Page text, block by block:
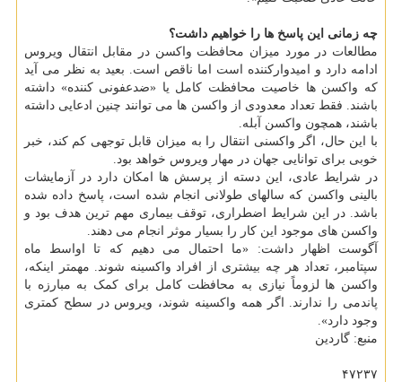
چه زمانی این پاسخ ها را خواهیم داشت؟
مطالعات در مورد میزان محافظت واکسن در مقابل انتقال ویروس
ادامه دارد و امیدوارکننده است اما ناقص است. بعید به نظر می آید
که واکسن ها خاصیت محافظت کامل یا «ضدعفونی کننده» داشته
باشند. فقط تعداد معدودی از واکسن ها می توانند چنین ادعایی داشته
باشند، همچون واکسن آبله.
با این حال، اگر واکسنی انتقال را به میزان قابل توجهی کم کند، خبر
خوبی برای توانایی جهان در مهار ویروس خواهد بود.
در شرایط عادی، این دسته از پرسش ها امکان دارد در آزمایشات
بالینی واکسن که سالهای طولانی انجام شده است، پاسخ داده شده
باشد. در این شرایط اضطراری، توقف بیماری مهم ترین هدف بود و
واکسن های موجود این کار را بسیار موثر انجام می دهند.
آگوست اظهار داشت: «ما احتمال می دهیم که تا اواسط ماه
سپتامبر، تعداد هر چه بیشتری از افراد واکسینه شوند. مهمتر اینکه،
واکسن ها لزوماً نیازی به محافظت کامل برای کمک به مبارزه با
پاندمی را ندارند. اگر همه واکسینه شوند، ویروس در سطح کمتری
وجود دارد».
منبع: گاردین
۴۷۲۳۷